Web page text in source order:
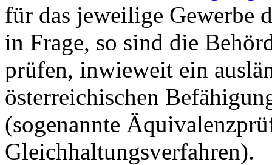
für das jeweilige Gewerbe
in Frage, so sind die
prüfen, inwieweit ein
österreichischen
(sogenannte
Gleichhaltungsverfahren).